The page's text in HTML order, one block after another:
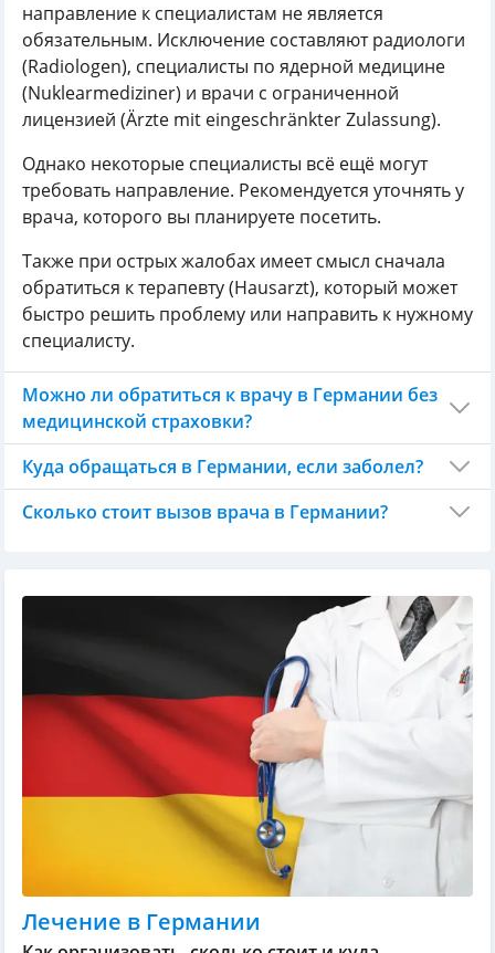
направление к специалистам не является
обязательным. Исключение составляют радиологи
(Radiologen), специалисты по ядерной медицине
(Nuklearmediziner) и врачи с ограниченной
лицензией (Ärzte mit eingeschränkter Zulassung).
Однако некоторые специалисты всё ещё могут
требовать направление. Рекомендуется уточнять у
врача, которого вы планируете посетить.
Также при острых жалобах имеет смысл сначала
обратиться к терапевту (Hausarzt), который может
быстро решить проблему или направить к нужному
специалисту.
Можно ли обратиться к врачу в Германии без
медицинской страховки?
Куда обращаться в Германии, если заболел?
Сколько стоит вызов врача в Германии?
Лечение в Германии